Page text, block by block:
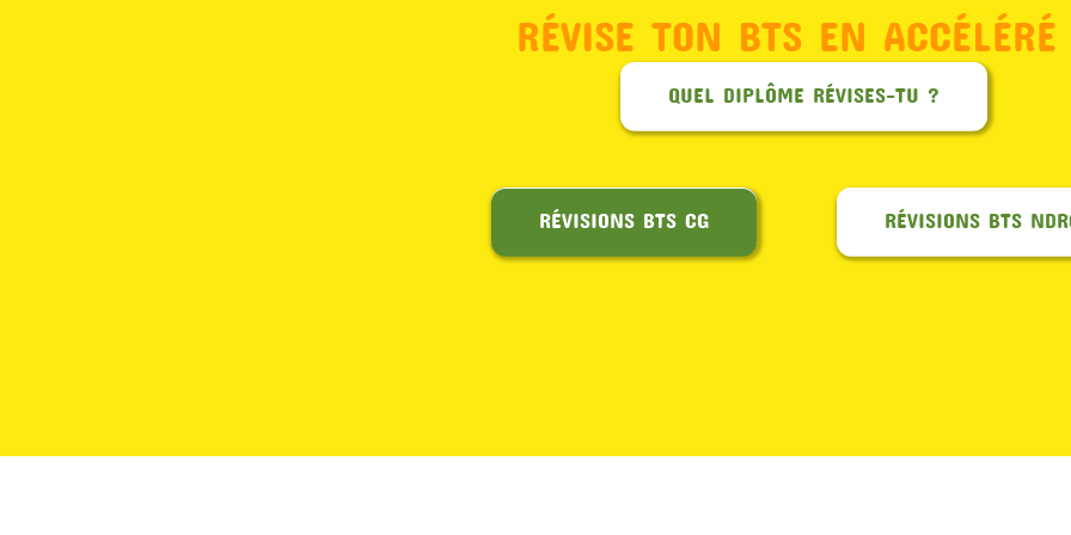
RÉVISE TON BTS EN
QUEL DIPLÔME RÉVISES-TU ?
RÉVISIONS BTS CG RÉVISIONS BTS